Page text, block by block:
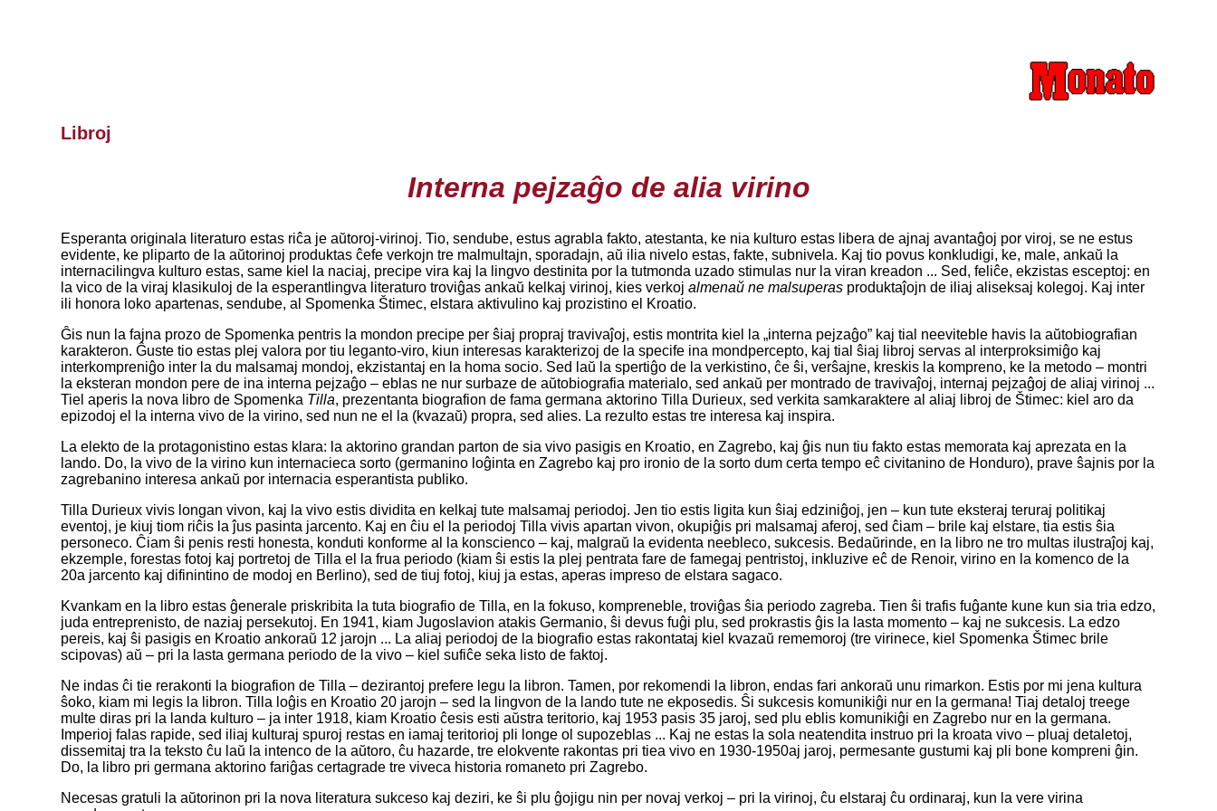
Libroj
Interna pejzaĝo de alia virino
Esperanta originala literaturo estas riĉa je aŭtoroj-virinoj. Tio, sendube, estus agrabla fakto, atestanta, ke nia kulturo estas libera de ajnaj avantaĝoj por viroj, se ne estus
evidente, ke pliparto de la aŭtorinoj produktas ĉefe verkojn tre malmultajn, sporadajn, aŭ ilia nivelo estas, fakte, subnivela. Kaj tio povus konkludigi, ke, male, ankaŭ la
internacilingva kulturo estas, same kiel la naciaj, precipe vira kaj la lingvo destinita por la tutmonda uzado stimulas nur la viran kreadon ... Sed, feliĉe, ekzistas esceptoj: en
la vico de la viraj klasikuloj de la esperantlingva literaturo troviĝas ankaŭ kelkaj virinoj, kies verkojalmenaŭ ne malsuperas produktaĵojn de iliaj aliseksaj kolegoj. Kaj inter
ili honora loko apartenas, sendube, al Spomenka Štimec, elstara aktivulino kaj prozistino el Kroatio.
Ĝis nun la fajna prozo de Spomenka pentris la mondon precipe per ŝiaj propraj travivaĵoj, estis montrita kiel la „interna pejzaĝo” kaj tial neeviteble havis la aŭtobiografian
karakteron. Ĝuste tio estas plej valora por tiu leganto-viro, kiun interesas karakterizoj de la specife ina mondpercepto, kaj tial ŝiaj libroj servas al interproksimiĝo kaj
interkompreniĝo inter la du malsamaj mondoj, ekzistantaj en la homa socio. Sed laŭ la spertiĝo de la verkistino, ĉe ŝi, verŝajne, kreskis la kompreno, ke la metodo – montri
la eksteran mondon pere de ina interna pejzaĝo – eblas ne nur surbaze de aŭtobiografia materialo, sed ankaŭ per montrado de travivaĵoj, internaj pejzaĝoj de aliaj virinoj ...
Tiel aperis la nova libro de Spomenka Tilla, prezentanta biografion de fama germana aktorino Tilla Durieux, sed verkita samkaraktere al aliaj libroj de Štimec: kiel aro da
epizodoj el la interna vivo de la virino, sed nun ne el la (kvazaŭ) propra, sed alies. La rezulto estas tre interesa kaj inspira.
La elekto de la protagonistino estas klara: la aktorino grandan parton de sia vivo pasigis en Kroatio, en Zagrebo, kaj ĝis nun tiu fakto estas memorata kaj aprezata en la
lando. Do, la vivo de la virino kun internacieca sorto (germanino loĝinta en Zagrebo kaj pro ironio de la sorto dum certa tempo eĉ civitanino de Honduro), prave ŝajnis por la
zagrebanino interesa ankaŭ por internacia esperantista publiko.
Tilla Durieux vivis longan vivon, kaj la vivo estis dividita en kelkaj tute malsamaj periodoj. Jen tio estis ligita kun ŝiaj edziniĝoj, jen – kun tute eksteraj teruraj politikaj
eventoj, je kiuj tiom riĉis la ĵus pasinta jarcento. Kaj en ĉiu el la periodoj Tilla vivis apartan vivon, okupiĝis pri malsamaj aferoj, sed ĉiam – brile kaj elstare, tia estis ŝia
personeco. Ĉiam ŝi penis resti honesta, konduti konforme al la konscienco – kaj, malgraŭ la evidenta neebleco, sukcesis. Bedaŭrinde, en la libro ne tro multas ilustraĵoj kaj,
ekzemple, forestas fotoj kaj portretoj de Tilla el la frua periodo (kiam ŝi estis la plej pentrata fare de famegaj pentristoj, inkluzive eĉ de Renoir, virino en la komenco de la
20a jarcento kaj difinintino de modoj en Berlino), sed de tiuj fotoj, kiuj ja estas, aperas impreso de elstara sagaco.
Kvankam en la libro estas ĝenerale priskribita la tuta biografio de Tilla, en la fokuso, kompreneble, troviĝas ŝia periodo zagreba. Tien ŝi trafis fuĝante kune kun sia tria edzo,
juda entreprenisto, de naziaj persekutoj. En 1941, kiam Jugoslavion atakis Germanio, ŝi devus fuĝi plu, sed prokrastis ĝis la lasta momento – kaj ne sukcesis. La edzo
pereis, kaj ŝi pasigis en Kroatio ankoraŭ 12 jarojn ... La aliaj periodoj de la biografio estas rakontataj kiel kvazaŭ rememoroj (tre virinece, kiel Spomenka Štimec brile
scipovas) aŭ – pri la lasta germana periodo de la vivo – kiel sufiĉe seka listo de faktoj.
Ne indas ĉi tie rerakonti la biografion de Tilla – dezirantoj prefere legu la libron. Tamen, por rekomendi la libron, endas fari ankoraŭ unu rimarkon. Estis por mi jena kultura
ŝoko, kiam mi legis la libron. Tilla loĝis en Kroatio 20 jarojn – sed la lingvon de la lando tute ne ekposedis. Ŝi sukcesis komunikiĝi nur en la germana! Tiaj detaloj treege
multe diras pri la landa kulturo – ja inter 1918, kiam Kroatio ĉesis esti aŭstra teritorio, kaj 1953 pasis 35 jaroj, sed plu eblis komunikiĝi en Zagrebo nur en la germana.
Imperioj falas rapide, sed iliaj kulturaj spuroj restas en iamaj teritorioj pli longe ol supozeblas ... Kaj ne estas la sola neatendita instruo pri la kroata vivo – pluaj detaletoj,
dissemitaj tra la teksto ĉu laŭ la intenco de la aŭtoro, ĉu hazarde, tre elokvente rakontas pri tiea vivo en 1930-1950aj jaroj, permesante gustumi kaj pli bone kompreni ĝin.
Do, la libro pri germana aktorino fariĝas certagrade tre viveca historia romaneto pri Zagrebo.
Necesas gratuli la aŭtorinon pri la nova literatura sukceso kaj deziri, ke ŝi plu ĝojigu nin per novaj verkoj – pri la virinoj, ĉu elstaraj ĉu ordinaraj, kun la vere virina